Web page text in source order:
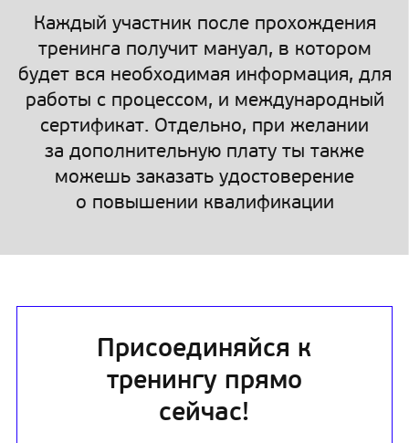
Каждый участник после прохождения
тренинга получит мануал, в котором
будет вся необходимая информация, для
работы с процессом, и международный
сертификат. Отдельно, при желании
за дополнительную плату ты также
можешь заказать удостоверение
о повышении квалификации
Присоединяйся к
тренингу прямо
сейчас!